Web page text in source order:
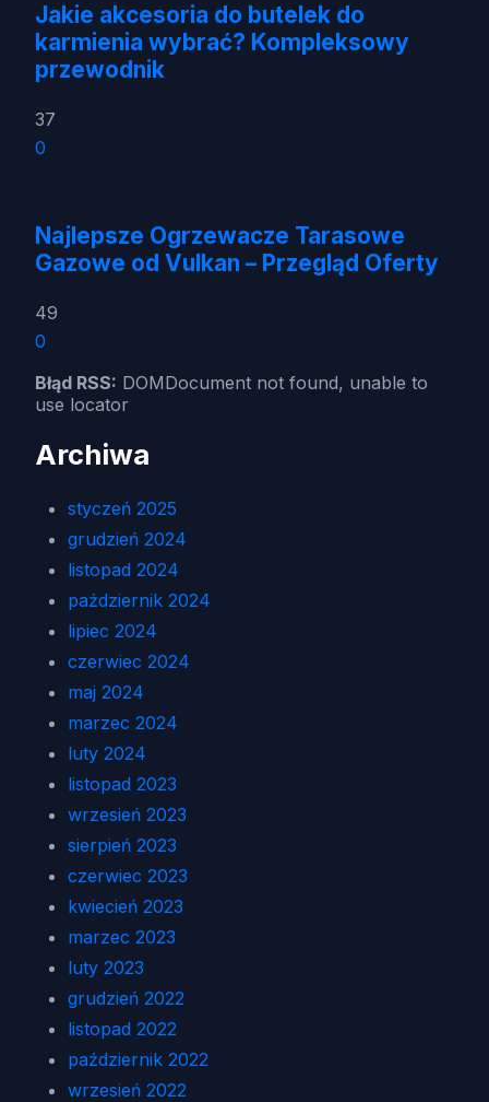
Jakie akcesoria do butelek do
karmienia wybrać? Kompleksowy
przewodnik
37
0
Najlepsze Ogrzewacze Tarasowe
Gazowe od Vulkan – Przegląd Oferty
49
0
Błąd RSS: DOMDocument not found, unable to
use locator
Archiwa
styczeń 2025
grudzień 2024
listopad 2024
październik 2024
lipiec 2024
czerwiec 2024
maj 2024
marzec 2024
luty 2024
listopad 2023
wrzesień 2023
sierpień 2023
czerwiec 2023
kwiecień 2023
marzec 2023
luty 2023
grudzień 2022
listopad 2022
październik 2022
wrzesień 2022